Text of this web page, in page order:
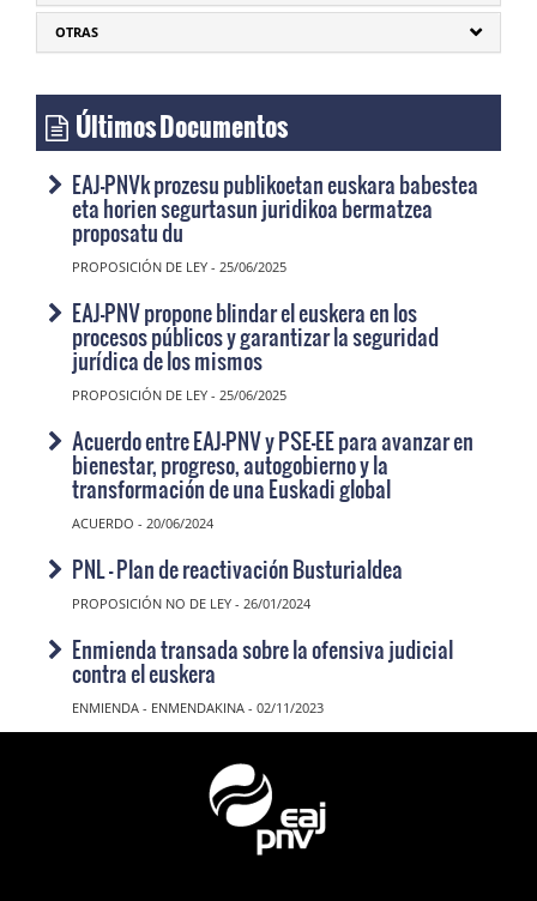
OTRAS
Últimos Documentos
EAJ-PNVk prozesu publikoetan euskara babestea
eta horien segurtasun juridikoa bermatzea
proposatu du
PROPOSICIÓN DE LEY - 25/06/2025
EAJ-PNV propone blindar el euskera en los
procesos públicos y garantizar la seguridad
jurídica de los mismos
PROPOSICIÓN DE LEY - 25/06/2025
Acuerdo entre EAJ-PNV y PSE-EE para avanzar en
bienestar, progreso, autogobierno y la
transformación de una Euskadi global
ACUERDO - 20/06/2024
PNL - Plan de reactivación Busturialdea
PROPOSICIÓN NO DE LEY - 26/01/2024
Enmienda transada sobre la ofensiva judicial
contra el euskera
ENMIENDA - ENMENDAKINA - 02/11/2023